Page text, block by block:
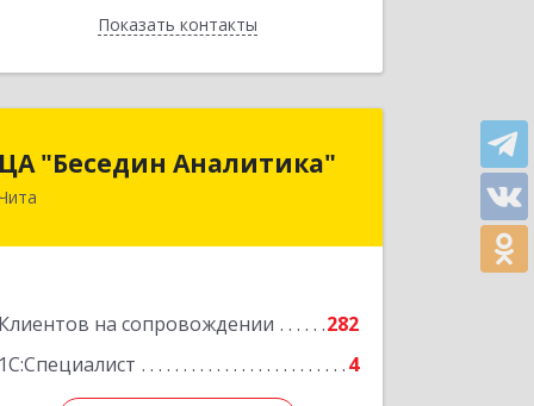
Показать контакты
Назад
ЦА "Беседин Аналитика"
Клиентов на сопровождении
282
1С:Специалист
4
672039, Забайкальский край, Чита г,
Подробнее